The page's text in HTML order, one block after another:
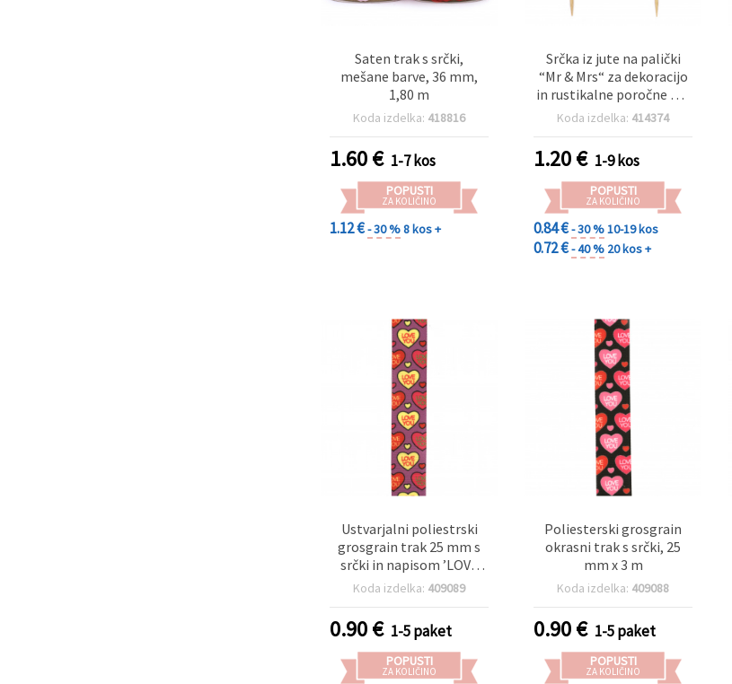
Saten trak s srčki,
mešane barve, 36 mm,
1,80 m
Koda izdelka: 418816
1.60€ 1-7 kos
POPUSTI
ZA KOLIČINO
1.12 €- 30 %8 kos +
Srčka iz jute na palički
“Mr & Mrs“ za dekoracijo
in rustikalne poročne DIY
projekte, 8,5 × 18 cm – set
Koda izdelka: 414374
1.20€ 1-9 kos
POPUSTI
ZA KOLIČINO
0.84 €- 30 %10-19 kos
0.72 €- 40 % 20 kos +
Ustvarjalni poliestrski
grosgrain trak 25 mm s
srčki in napisom ’LOVE
YOU’, 3 m
Koda izdelka: 409089
0.90€ 1-5 paket
POPUSTI
ZA KOLIČINO
Poliesterski grosgrain
okrasni trak s srčki, 25
mm x 3 m
Koda izdelka: 409088
0.90€ 1-5 paket
POPUSTI
ZA KOLIČINO